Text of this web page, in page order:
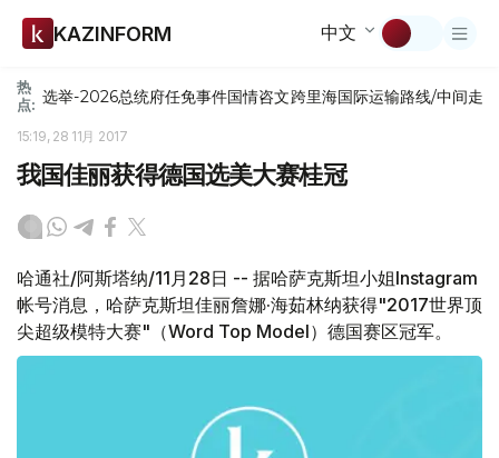
KAZINFORM 中文
热
点: 选举-2026总统府任免事件国情咨文跨里海国际运输路线/中间走廊
15:19, 28 11月 2017
我国佳丽获得德国选美大赛桂冠
哈通社/阿斯塔纳/11月28日 -- 据哈萨克斯坦小姐Instagram
帐号消息，哈萨克斯坦佳丽詹娜·海茹林纳获得"2017世界顶
尖超级模特大赛"（Word Top Model）德国赛区冠军。